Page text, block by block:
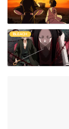
BLEACH